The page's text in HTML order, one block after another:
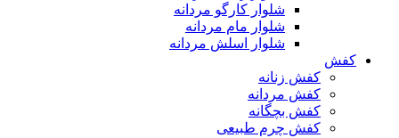
شلوار کارگو مردانه
شلوار مام مردانه
شلوار اسلش مردانه
کفش
کفش زنانه
کفش مردانه
کفش بچگانه
کفش چرم طبیعی